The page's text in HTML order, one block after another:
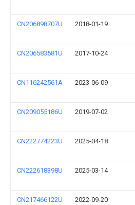
CN206898707U 2018-01-19
CN206583581U 2017-10-24
CN116242561A 2023-06-09
CN209055186U 2019-07-02
CN222774223U 2025-04-18
CN222618398U 2025-03-14
CN217466122U 2022-09-20